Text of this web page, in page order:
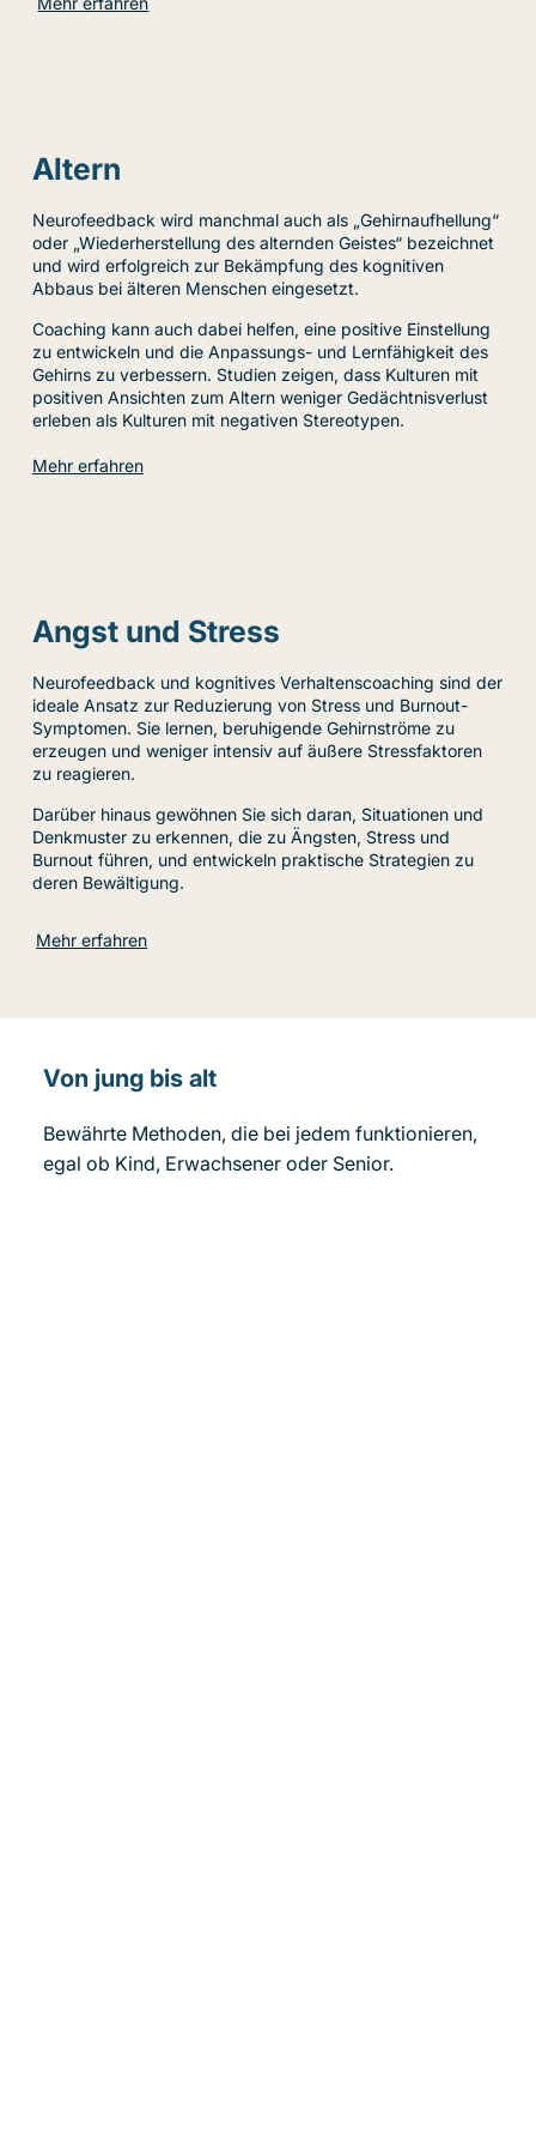
Altern
Neurofeedback wird manchmal auch als „Gehirnaufhellung“
oder „Wiederherstellung des alternden Geistes“ bezeichnet
und wird erfolgreich zur Bekämpfung des kognitiven
Abbaus bei älteren Menschen eingesetzt.
Coaching kann auch dabei helfen, eine positive Einstellung
zu entwickeln und die Anpassungs- und Lernfähigkeit des
Gehirns zu verbessern. Studien zeigen, dass Kulturen mit
positiven Ansichten zum Altern weniger Gedächtnisverlust
erleben als Kulturen mit negativen Stereotypen.
Mehr erfahren
Angst und Stress
Neurofeedback und kognitives Verhaltenscoaching sind der
ideale Ansatz zur Reduzierung von Stress und Burnout-
Symptomen. Sie lernen, beruhigende Gehirnströme zu
erzeugen und weniger intensiv auf äußere Stressfaktoren
zu reagieren.
Darüber hinaus gewöhnen Sie sich daran, Situationen und
Denkmuster zu erkennen, die zu Ängsten, Stress und
Burnout führen, und entwickeln praktische Strategien zu
deren Bewältigung.
Mehr erfahren
Von jung bis alt
Bewährte Methoden, die bei jedem funktionieren,
egal ob Kind, Erwachsener oder Senior.